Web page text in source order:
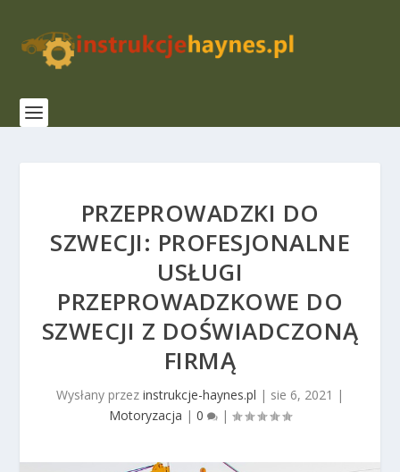
PRZEPROWADZKI DO
SZWECJI: PROFESJONALNE
USŁUGI
PRZEPROWADZKOWE DO
SZWECJI Z DOŚWIADCZONĄ
FIRMĄ
Wysłany przez instrukcje-haynes.pl | sie 6, 2021 |
Motoryzacja | 0 |